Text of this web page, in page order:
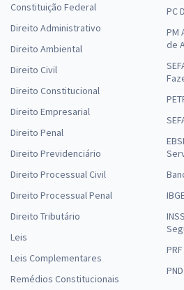
Constituição Federal
Direito Administrativo
Direito Ambiental
Direito Civil
Direito Constitucional
Direito Empresarial
Direito Penal
Direito Previdenciário
Direito Processual Civil
Direito Processual Penal
Direito Tributário
Leis
Leis Complementares
Remédios Constitucionais
PC
PM
de
PND